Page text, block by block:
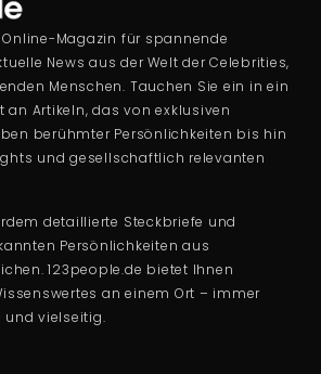
Magazin für spannende
News aus der Welt der Celebrities,
Menschen. Tauchen Sie ein in ein
Artikeln, das von exklusiven
berühmter Persönlichkeiten bis hin
und gesellschaftlich relevanten
detaillierte Steckbriefe und
Persönlichkeiten aus
123people.de bietet Ihnen
an einem Ort – immer
und vielseitig.